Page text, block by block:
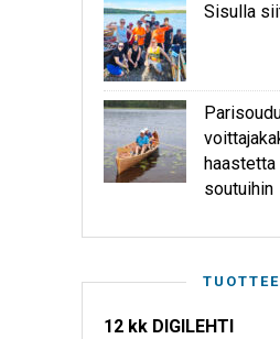
Sisulla
soutuihin
12 kk DIGILEHTI